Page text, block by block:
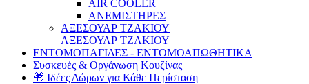
AIR COOLER
ΑΝΕΜΙΣΤΗΡΕΣ
ΑΞΕΣΟΥΑΡ ΤΖΑΚΙΟΥ
ΑΞΕΣΟΥΑΡ ΤΖΑΚΙΟΥ
ΕΝΤΟΜΟΠΑΓΙΔΕΣ - ΕΝΤΟΜΟΑΠΩΘΗΤΙΚΑ
Συσκευές & Οργάνωση Κουζίνας
🎁 Ιδέες Δώρων για Κάθε Περίσταση